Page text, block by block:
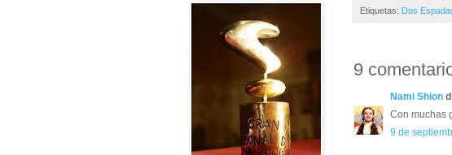
Etiquetas: Dos
9
Nami Shion
Con muchas
9 de